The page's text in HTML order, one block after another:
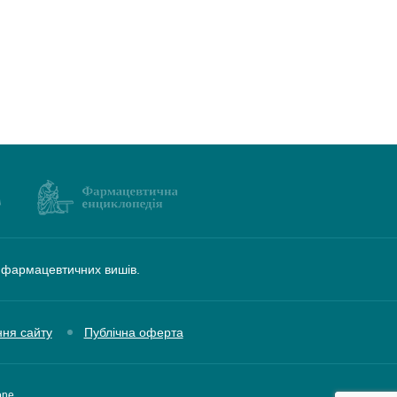
вишів.
сайту Публічна оферта